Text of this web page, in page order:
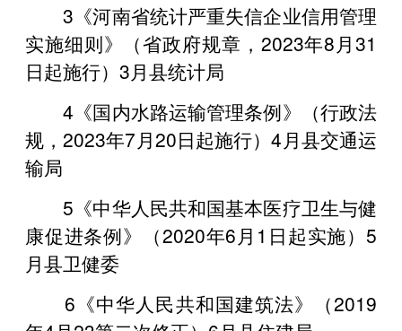
3《河南省统计严重失信企业信用管理
实施细则》（省政府规章，2023年8月31
日起施行）3月县统计局
4《国内水路运输管理条例》（行政法
规，2023年7月20日起施行）4月县交通运
输局
5《中华人民共和国基本医疗卫生与健
康促进条例》（2020年6月1日起实施）5
月县卫健委
6《中华人民共和国建筑法》（2019